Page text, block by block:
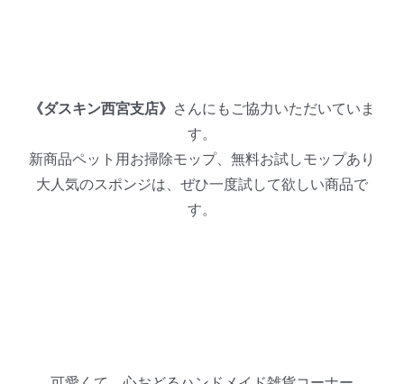
《ダスキン西宮支店》 さんにもご協力いただいていま
す。
新商品ペット用お掃除モップ、無料お試しモップあり
大人気のスポンジは、ぜひ一度試して欲しい商品で
す。